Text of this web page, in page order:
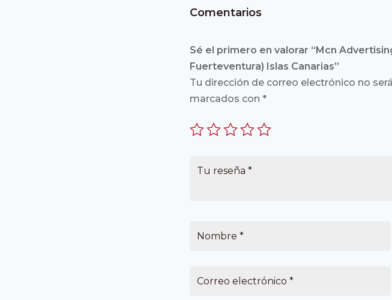
Comentarios
Sé el primero en valorar “Mcn
Fuerteventura) Islas Canarias”
Tu dirección de correo electrónico no
marcados con*